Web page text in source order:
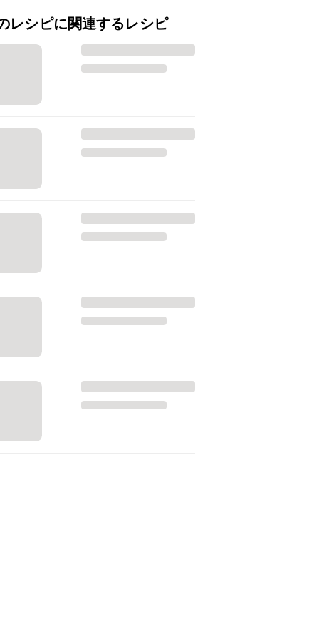
レシピに関連するレシピ